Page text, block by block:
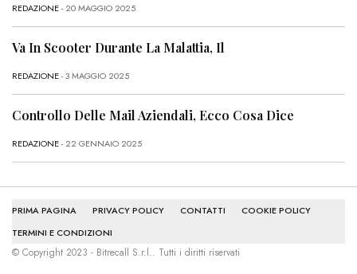
REDAZIONE- 20 MAGGIO 2025
Va In Scooter Durante La Malattia, Il
REDAZIONE- 3 MAGGIO 2025
Controllo Delle Mail Aziendali, Ecco Cosa Dice
REDAZIONE- 22 GENNAIO 2025
PRIMA PAGINA PRIVACY POLICY CONTATTI
COOKIE POLICY
TERMINI E CONDIZIONI
© Copyright 2023 - Bitrecall S.r.l.. Tutti i diritti riservati